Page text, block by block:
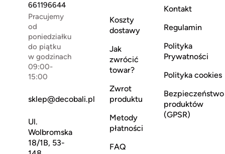
661196644
Pracujemy
od
poniedziałku
do piątku
w godzinach
09:00-
15:00
sklep@decobali.pl
Ul.
Wolbromska
18/1B, 53-
Koszty
dostawy
Jak
zwrócić
towar?
Zwrot
produktu
Metody
płatności
FAQ
Kontakt
Regulamin
Polityka
Prywatności
Polityka cookies
Bezpieczeństwo
produktów
(GPSR)